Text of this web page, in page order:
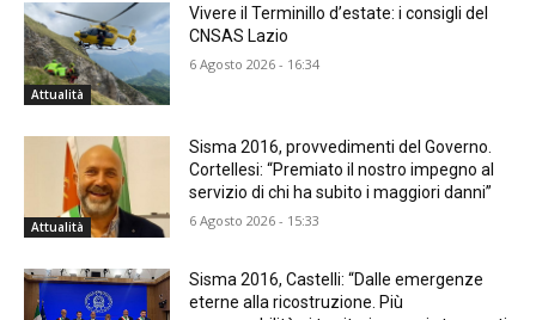
Attualità
Vivere il Terminillo d’estate: i consigli del
CNSAS Lazio
6 Agosto 2026 - 16:34
Attualità
Sisma 2016, provvedimenti del Governo.
Cortellesi: “Premiato il nostro impegno al
servizio di chi ha subito i maggiori danni”
6 Agosto 2026 - 15:33
Sisma 2016, Castelli: “Dalle emergenze
eterne alla ricostruzione. Più